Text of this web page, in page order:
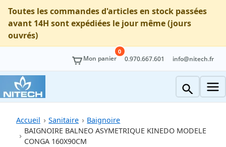
Toutes les commandes d'articles en stock passées
avant 14H sont expédiées le jour même (jours
ouvrés)
Mon panier
0
0.970.667.601 info@nitech.fr
Accueil Sanitaire
Baignoire
BAIGNOIRE BALNEO ASYMETRIQUE KINEDO MODELE
CONGA 160X90CM